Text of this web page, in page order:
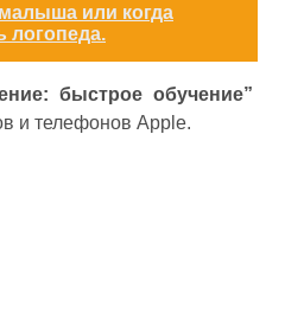
или когда
логопеда.
быстрое обучение”
и телефонов Apple.